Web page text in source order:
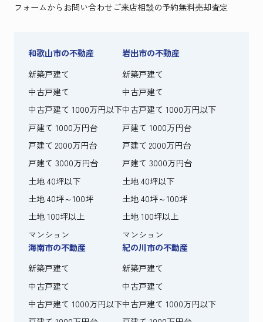
フォームからお問い合わせご来店相談の予約無料売却査定
和歌山市の不動産
新築戸建て
中古戸建て
中古戸建て 1000万円以下
戸建て 1000万円台
戸建て 2000万円台
戸建て 3000万円台
土地 40坪以下
土地 40坪～100坪
土地 100坪以上
マンション
岩出市の不動産
新築戸建て
中古戸建て
中古戸建て 1000万円以下
戸建て 1000万円台
戸建て 2000万円台
戸建て 3000万円台
土地 40坪以下
土地 40坪～100坪
土地 100坪以上
マンション
海南市の不動産
新築戸建て
中古戸建て
中古戸建て 1000万円以下
紀の川市の不動産
新築戸建て
中古戸建て
中古戸建て 1000万円以下